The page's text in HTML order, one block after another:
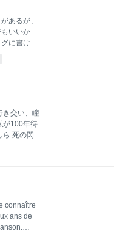
ne
あるが、
いいか
に書けと
れないけ
本語の
你有孩子
と、
「持つ」
ある」と
問から
、お金、
同じく
、持って
き交い、瞳
が100年待
ら 死の閃光
たれた 私
図にあな
かすむ私
の灰 生き
ロッパと
て 死の閃
いでて 白
connaître
ans de